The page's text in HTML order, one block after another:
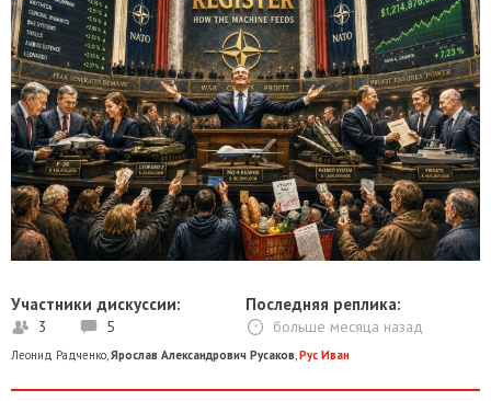
Участники дискуссии:
3 5
Последняя реплика:
больше месяца назад
Леонид Радченко Ярослав Александрович Русаков Рус Иван